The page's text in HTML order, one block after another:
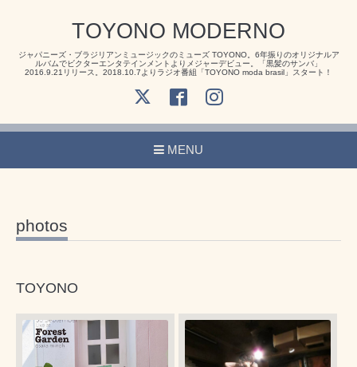
TOYONO MODERNO
ジャパニーズ・ブラジリアンミュージックのミューズ TOYONO。6年振りのオリジナルア
ルバムでビクターエンタテインメントよりメジャーデビュー。「黒髪のサンバ」
2016.9.21リリース。2018.10.7よりラジオ番組「TOYONO moda brasil」スタート！
MENU
photos
TOYONO